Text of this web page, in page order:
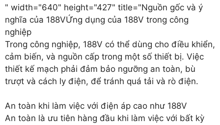
" width="640" height="427" title="Nguồn gốc và ý
nghĩa của 188VỨng dụng của 188V trong công
nghiệp
Trong công nghiệp, 188V có thể dùng cho điều khiển,
cảm biến, và nguồn cấp trong một số thiết bị. Việc
thiết kế mạch phải đảm bảo ngưỡng an toàn, bù
trượt và cách ly điện, để tránh quá tải và rò điện.
An toàn khi làm việc với điện áp cao như 188V
An toàn là ưu tiên hàng đầu khi làm việc với bất kỳ